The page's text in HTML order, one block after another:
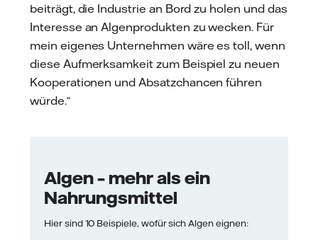
beiträgt, die Industrie an Bord zu holen und das
Interesse an Algenprodukten zu wecken. Für
mein eigenes Unternehmen wäre es toll, wenn
diese Aufmerksamkeit zum Beispiel zu neuen
Kooperationen und Absatzchancen führen
würde.“
Algen – mehr als ein
Nahrungsmittel
Hier sind 10 Beispiele, wofür sich Algen eignen: